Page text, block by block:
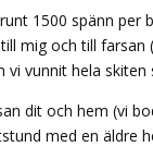
1500 spänn per
mig och till
vunnit hela skiten
dit och hem (vi
med en äldre